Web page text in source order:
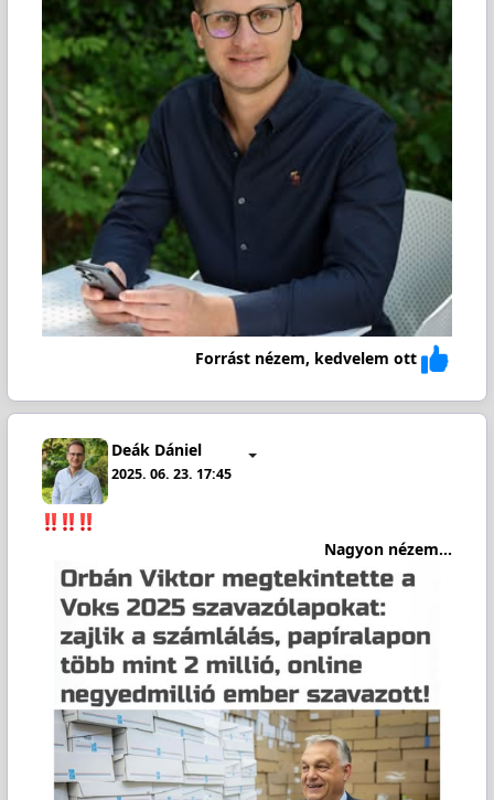
Forrást nézem, kedvelem ott
Deák Dániel
2025. 06. 23. 17:45
Nagyon nézem...